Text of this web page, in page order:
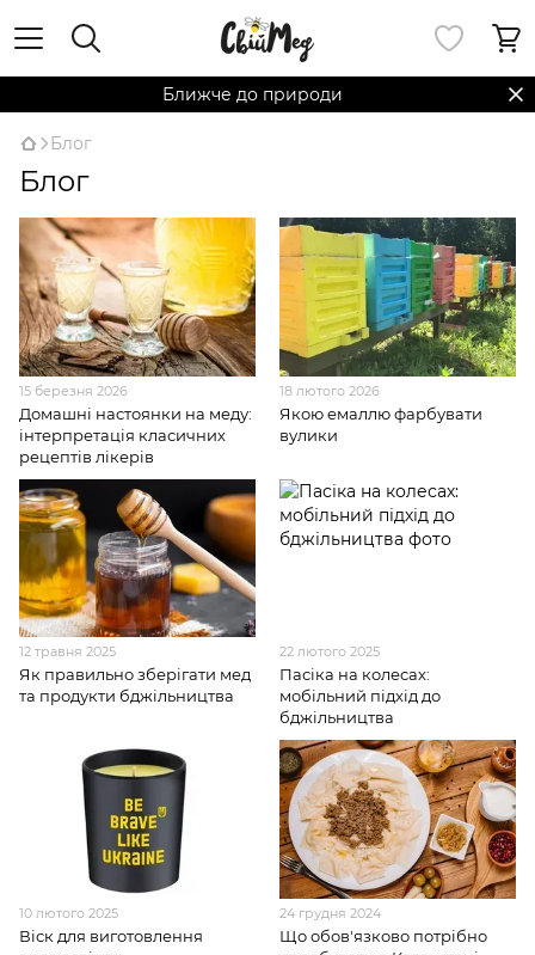
Ближче до природи
Блог
Блог
15 березня 2026
Домашні настоянки на меду:
інтерпретація класичних
рецептів лікерів
18 лютого 2026
Якою емаллю фарбувати
вулики
12 травня 2025
Як правильно зберігати мед
та продукти бджільництва
22 лютого 2025
Пасіка на колесах:
мобільний підхід до
бджільництва
10 лютого 2025
Віск для виготовлення
24 грудня 2024
Що обов'язково потрібно